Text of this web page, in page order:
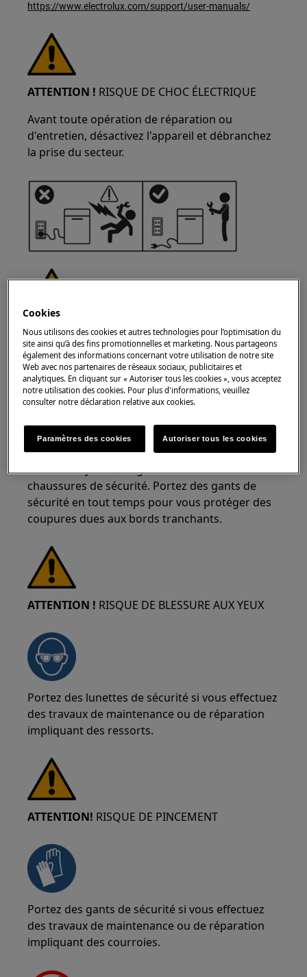
https://www.electrolux.com/support/user-manuals/
ATTENTION ! RISQUE DE CHOC ÉLECTRIQUE
Avant toute opération de réparation ou
d'entretien, désactivez l'appareil et débranchez
la prise du secteur.
ATTENTION !RISQUE DE BLESSURE
des appareils. Pour les appareils lourds, il est
plus sûr que deux personnes les déplacent.
Utilisez toujours des gants de sécurité et des
chaussures de sécurité. Portez des gants de
sécurité en tout temps pour vous protéger des
coupures dues aux bords tranchants.
ATTENTION ! RISQUE DE BLESSURE AUX YEUX
Portez des lunettes de sécurité si vous effectuez
des travaux de maintenance ou de réparation
impliquant des ressorts.
ATTENTION! RISQUE DE PINCEMENT
Portez des gants de sécurité si vous effectuez
des travaux de maintenance ou de réparation
impliquant des courroies.
Cookies
Nous utilisons des cookies et autres technologies pour l’optimisation du
site ainsi qu’à des fins promotionnelles et marketing. Nous partageons
également des informations concernant votre utilisation de notre site
Web avec nos partenaires de réseaux sociaux, publicitaires et
analytiques. En cliquant sur « Autoriser tous les cookies », vous acceptez
notre utilisation des cookies. Pour plus d'informations, veuillez
consulter notre déclaration relative aux cookies.
Paramètres des cookies Autoriser tous les cookies